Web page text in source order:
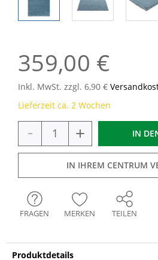
359,00 €
Inkl. MwSt. zzgl. 6,90 €
Lieferzeit ca. 2 Wochen
- + IN
IN IHREM CENTRUM
FRAGEN MERKEN TEILEN
Produktdetails